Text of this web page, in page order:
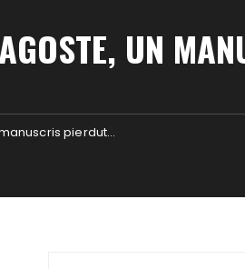
UN
pierdut…